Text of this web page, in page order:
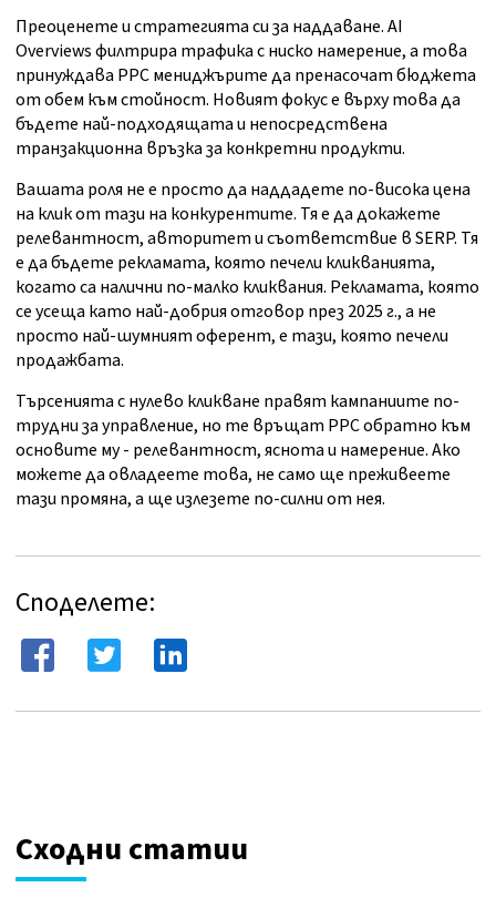
Преоценете и стратегията си за наддаване. AI
Overviews филтрира трафика с ниско намерение, а това
принуждава PPC мениджърите да пренасочат бюджета
от обем към стойност. Новият фокус е върху това да
бъдете най-подходящата и непосредствена
транзакционна връзка за конкретни продукти.
Вашата роля не е просто да наддадете по-висока цена
на клик от тази на конкурентите. Тя е да докажете
релевантност, авторитет и съответствие в SERP. Тя
е да бъдете рекламата, която печели кликванията,
когато са налични по-малко кликвания. Рекламата, която
се усеща като най-добрия отговор през 2025 г., а не
просто най-шумният оферент, е тази, която печели
продажбата.
Търсенията с нулево кликване правят кампаниите по-
трудни за управление, но те връщат PPC обратно към
основите му - релевантност, яснота и намерение. Ако
можете да овладеете това, не само ще преживеете
тази промяна, а ще излезете по-силни от нея.
Споделете:
Сходни статии